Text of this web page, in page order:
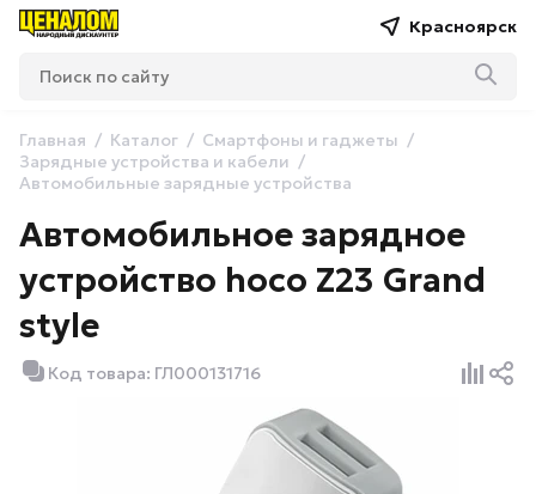
Красноярск
Главная Каталог
Смартфоны и гаджеты
Зарядные устройства и кабели
Автомобильные зарядные устройства
Автомобильное зарядное
устройство hoco Z23 Grand
style
Код товара: ГЛ000131716